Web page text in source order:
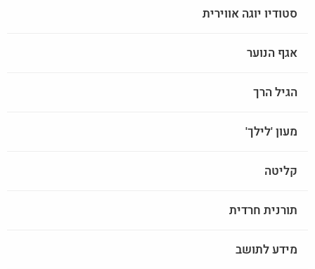
סטודיו יוגה אווירית
אגף הנוער
הגיל הרך
מעון 'לילך'
קליטה
תורנית חרדית
מידע לתושב